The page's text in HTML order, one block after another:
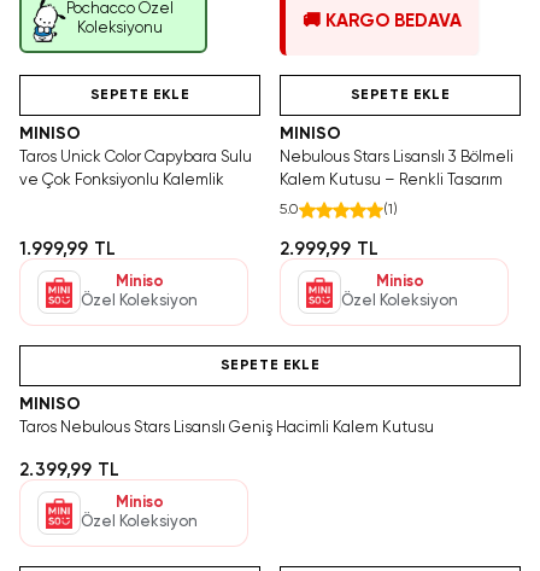
Pochacco Özel
Koleksiyonu
🚚 KARGO BEDAVA
SEPETE EKLE
MINISO
Taros Unick Color Capybara Sulu
ve Çok Fonksiyonlu Kalemlik
1.999,99 TL
Miniso
Özel Koleksiyon
SEPETE EKLE
MINISO
Nebulous Stars Lisanslı 3 Bölmeli
Kalem Kutusu – Renkli Tasarım
5.0 (1 )
2.999,99 TL
Miniso
Özel Koleksiyon
SEPETE EKLE
MINISO
Taros Nebulous Stars Lisanslı Geniş Hacimli Kalem Kutusu
2.399,99 TL
Miniso
Özel Koleksiyon